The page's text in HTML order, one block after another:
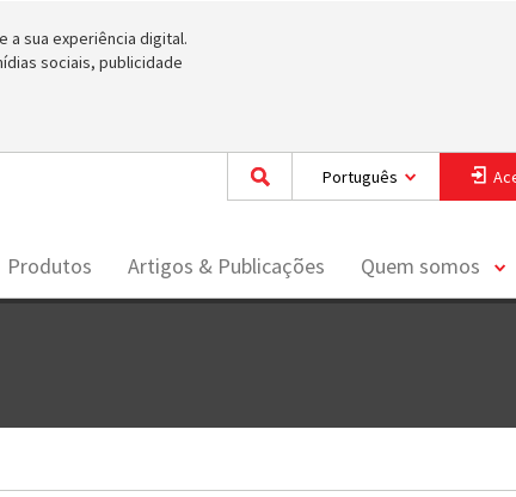
a sua experiência digital.
sociais, publicidade
Português
Produtos Artigos & Publicações Quem somos